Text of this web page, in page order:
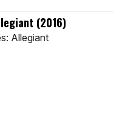
(2016)
Allegiant